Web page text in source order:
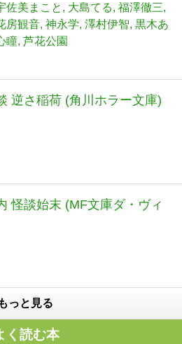
佐美まこと 大島てる 福澤徹三
房観音 神永学 澤村伊智 黒木あ
瞳 芦花公園
逆さ稲荷 (角川ホラー文庫)
怪談始末 (MF文庫ダ・ヴィ
もっと見る
く読む本